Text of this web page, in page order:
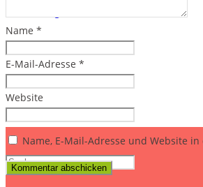
Name *
E-Mail-Adresse *
Website
Name, E-Mail-Adresse und Website